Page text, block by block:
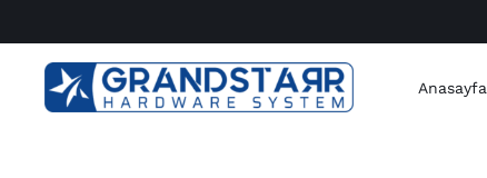
to
content
Anasayfa